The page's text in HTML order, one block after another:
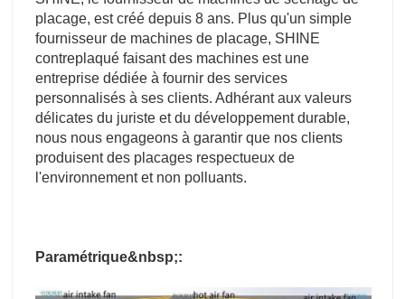
placage, est créé depuis 8 ans. Plus qu'un simple
fournisseur de machines de placage, SHINE
contreplaqué faisant des machines est une
entreprise dédiée à fournir des services
personnalisés à ses clients. Adhérant aux valeurs
délicates du juriste et du développement durable,
nous nous engageons à garantir que nos clients
produisent des placages respectueux de
l'environnement et non polluants.
Paramétrique&nbsp;: